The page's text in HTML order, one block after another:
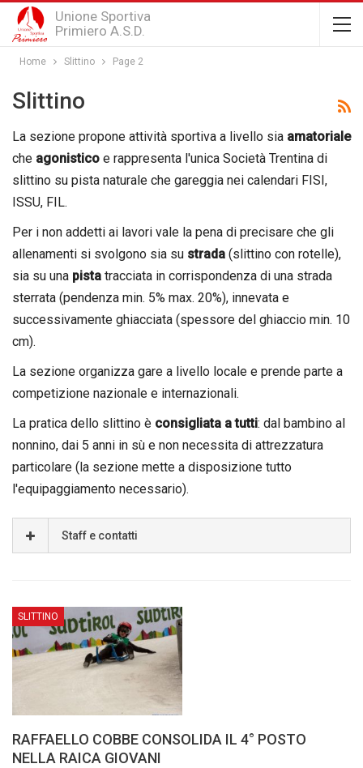
Unione Sportiva
Primiero A.S.D.
Home Slittino Page 2
Slittino
La sezione propone attività sportiva a livello sia amatoriale
che agonistico e rappresenta l'unica Società Trentina di
slittino su pista naturale che gareggia nei calendari FISI,
ISSU, FIL.
Per i non addetti ai lavori vale la pena di precisare che gli
allenamenti si svolgono sia su strada (slittino con rotelle),
sia su una pista tracciata in corrispondenza di una strada
sterrata (pendenza min. 5% max. 20%), innevata e
successivamente ghiacciata (spessore del ghiaccio min. 10
cm).
La sezione organizza gare a livello locale e prende parte a
competizione nazionale e internazionali.
La pratica dello slittino è consigliata a tutti: dal bambino al
nonnino, dai 5 anni in sù e non necessita di attrezzatura
particolare (la sezione mette a disposizione tutto
l'equipaggiamento necessario).
Staff e contatti
SLITTINO
RAFFAELLO COBBE CONSOLIDA IL 4° POSTO
NELLA RAICA GIOVANI